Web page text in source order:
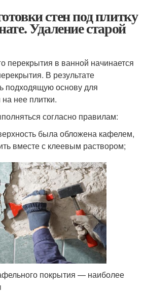
стен под плитку
Удаление старой
перекрытия в ванной начинается
В результате
подходящую основу для
нее плитки.
согласно правилам:
была обложена кафелем,
вместе с клеевым раствором;
покрытия — наиболее